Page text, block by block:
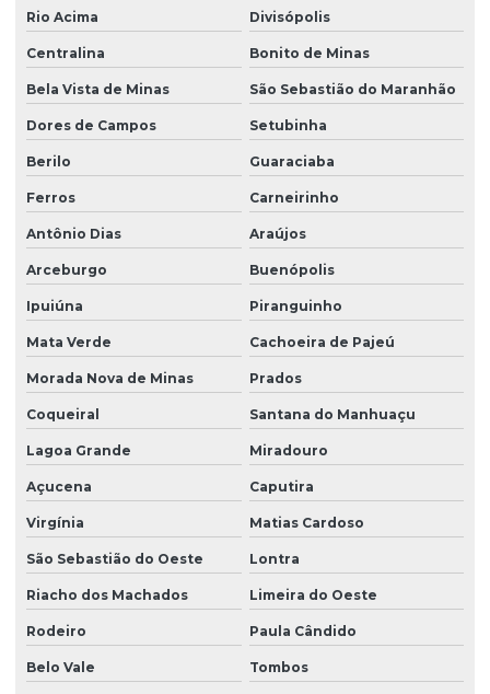
Rio Acima Divisópolis
Centralina Bonito de Minas
Bela Vista de Minas São Sebastião do Maranhão
Dores de Campos Setubinha
Berilo Guaraciaba
Ferros Carneirinho
Antônio Dias Araújos
Arceburgo Buenópolis
Ipuiúna Piranguinho
Mata Verde Cachoeira de Pajeú
Morada Nova de Minas Prados
Coqueiral Santana do Manhuaçu
Lagoa Grande Miradouro
Açucena Caputira
Virgínia Matias Cardoso
São Sebastião do Oeste Lontra
Riacho dos Machados Limeira do Oeste
Rodeiro Paula Cândido
Belo Vale Tombos